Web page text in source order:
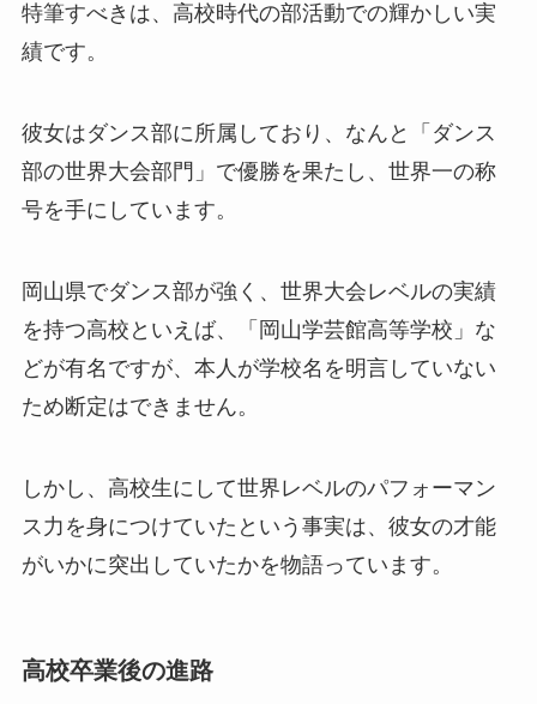
特筆すべきは、高校時代の部活動での輝かしい実
績です。
彼女はダンス部に所属しており、なんと「ダンス
部の世界大会部門」で優勝を果たし、世界一の称
号を手にしています。
岡山県でダンス部が強く、世界大会レベルの実績
を持つ高校といえば、「岡山学芸館高等学校」な
どが有名ですが、本人が学校名を明言していない
ため断定はできません。
しかし、高校生にして世界レベルのパフォーマン
ス力を身につけていたという事実は、彼女の才能
がいかに突出していたかを物語っています。
高校卒業後の進路